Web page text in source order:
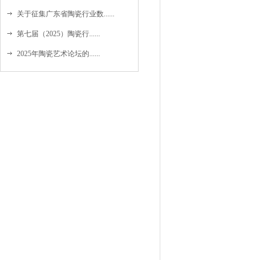
关于征集广东省陶瓷行业数......
第七届（2025）陶瓷行......
2025年陶瓷艺术论坛的......